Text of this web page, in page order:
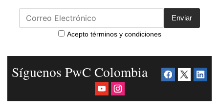
Enviar
Acepto términos y condiciones
Síguenos PwC Colombia